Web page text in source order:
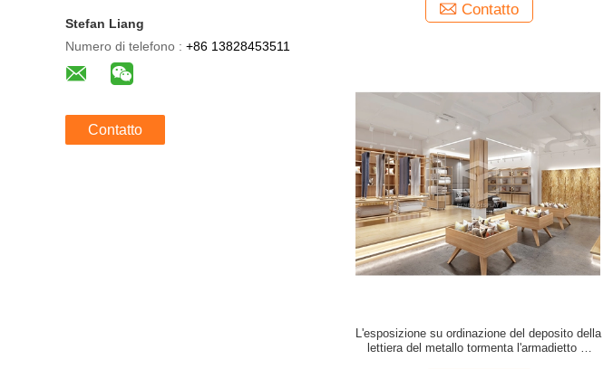
Stefan Liang
Numero di telefono : +86 13828453511
Contatto
Contatto
L'esposizione su ordinazione del deposito della
lettiera del metallo tormenta l'armadietto di